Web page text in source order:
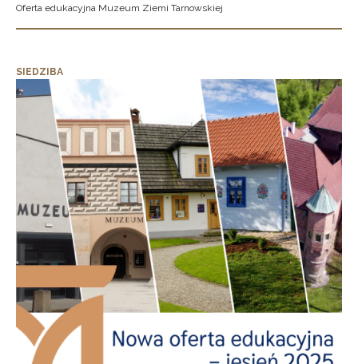
Oferta edukacyjna Muzeum Ziemi Tarnowskiej
SIEDZIBA